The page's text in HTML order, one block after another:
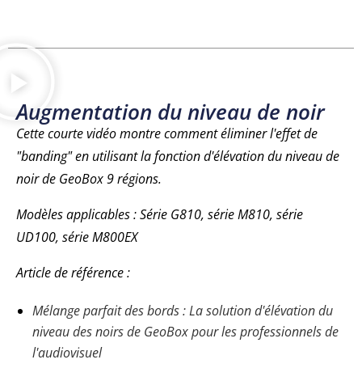
Augmentation du niveau de noir
Cette courte vidéo montre comment éliminer l'effet de
"banding" en utilisant la fonction d'élévation du niveau de
noir de GeoBox 9 régions.
Modèles applicables : Série G810, série M810, série
UD100, série M800EX
Article de référence :
Mélange parfait des bords : La solution d'élévation du
niveau des noirs de GeoBox pour les professionnels de
l'audiovisuel